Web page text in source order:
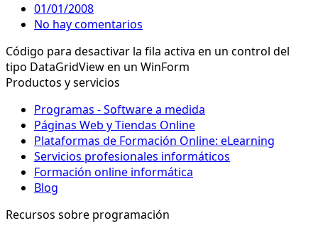
01/01/2008
No hay comentarios
Código para desactivar la fila activa en un control del
tipo DataGridView en un WinForm
Productos y servicios
Programas - Software a medida
Páginas Web y Tiendas Online
Plataformas de Formación Online: eLearning
Servicios profesionales informáticos
Formación online informática
Blog
Recursos sobre programación